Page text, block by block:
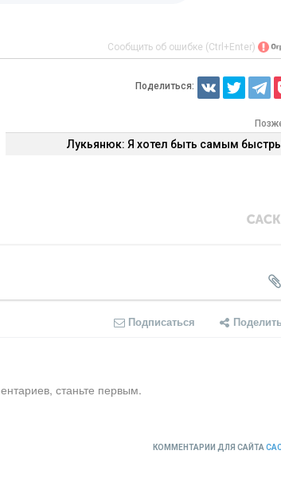
Сообщить об ошибке (Ctrl+Enter)
Поделиться:
Лукьянюк: Я хотел быть самым
Подписаться
станьте первым.
КОММЕНТАРИИ ДЛЯ САЙТА